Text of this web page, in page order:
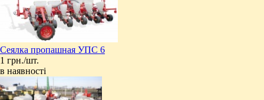
Сеялка пропашная УПС 6
1 грн./шт.
в наявності